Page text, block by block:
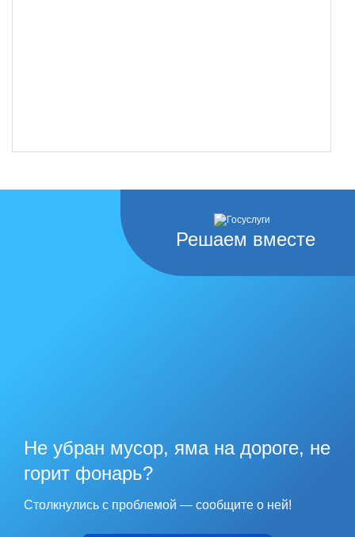
Решаем вместе
Не убран мусор, яма на дороге, не
горит фонарь?
Столкнулись с проблемой — сообщите о ней!